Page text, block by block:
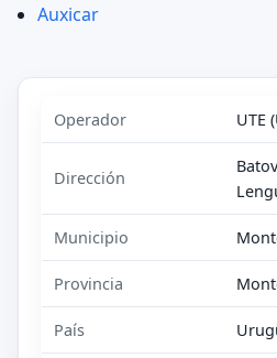
Auxicar
Operador UTE
Dirección
Municipio
Provincia
País